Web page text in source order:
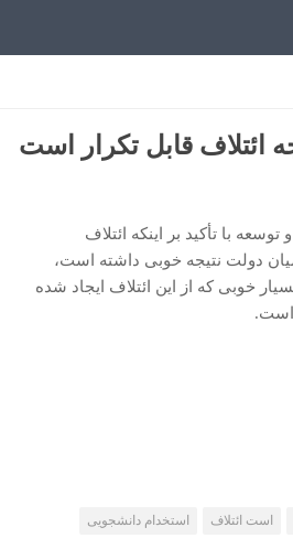
ائتلاف قابل تکرار است
با تأکید بر اینکه ائتلاف
دولت نتیجه خوبی داشته است،
خوبی که از این ائتلاف ایجاد شده
است.
است ائتلاف
استخدام دانشجویی